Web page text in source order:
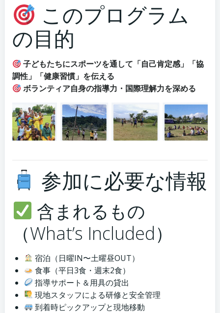
このプログラム
の目的
子どもたちにスポーツを通して「自己肯定感」「協
調性」「健康習慣」を伝える
ボランティア自身の指導力・国際理解力を深める
参加に必要な情報
含まれるもの
（What’s Included）
宿泊（日曜IN〜土曜昼OUT）
食事（平日3食・週末2食）
指導サポート＆用具の貸出
現地スタッフによる研修と安全管理
到着時ピックアップと現地移動